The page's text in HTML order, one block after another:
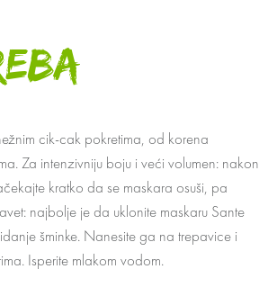
cik-cak pokretima, od korena
Za intenzivniju boju i veći volumen: nakon
kratko da se maskara osuši, pa
najbolje je da uklonite maskaru Sante
šminke. Nanesite ga na trepavice i
Isperite mlakom vodom.